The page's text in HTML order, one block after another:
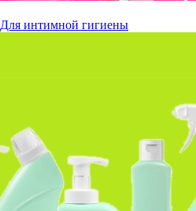
Для интимной гигиены